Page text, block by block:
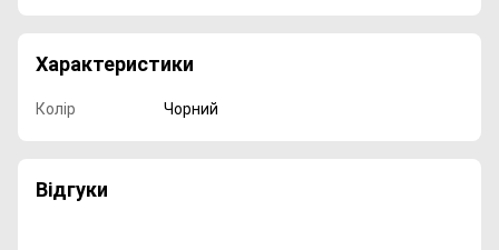
Характеристики
Колір Чорний
Відгуки